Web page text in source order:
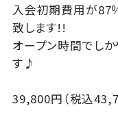
入会初期費用が87
致します!!
オープン時間でし
す♪
39,800円（税込